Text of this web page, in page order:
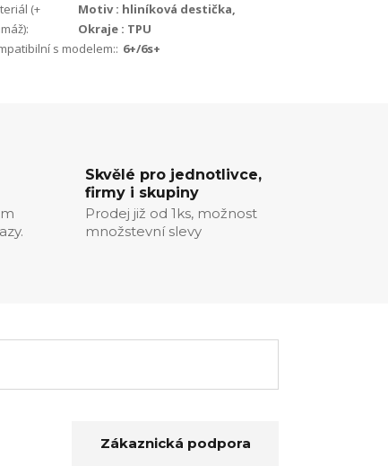
(+
Motiv : hliníková destička,
Okraje : TPU
s modelem:: 6+/6s+
Skvělé pro jednotlivce,
firmy i skupiny
Prodej již od 1ks, možnost
množstevní slevy
Zákaznická podpora